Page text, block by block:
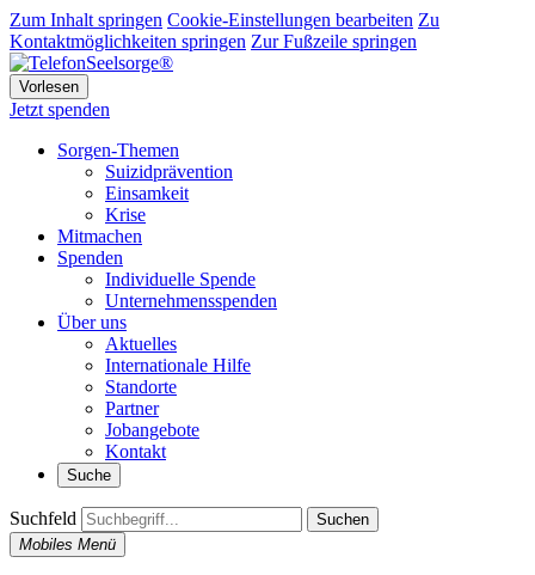
Zum Inhalt springen Cookie-Einstellungen bearbeiten Zu
Kontaktmöglichkeiten springen Zur Fußzeile springen
Vorlesen
Jetzt spenden
Sorgen-Themen
Suizidprävention
Einsamkeit
Krise
Mitmachen
Spenden
Individuelle Spende
Unternehmensspenden
Über uns
Aktuelles
Internationale Hilfe
Standorte
Partner
Jobangebote
Kontakt
Suche
Suchfeld
Suchen
Mobiles Menü